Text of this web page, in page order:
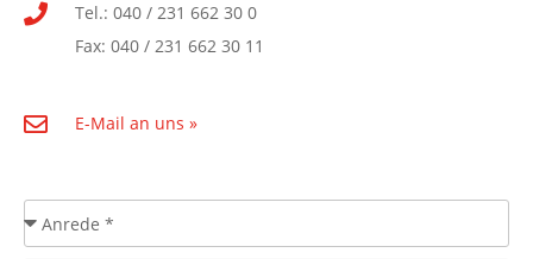
Tel.: 040 / 231 662 30 0
Fax: 040 / 231 662 30 11
E-Mail an uns »